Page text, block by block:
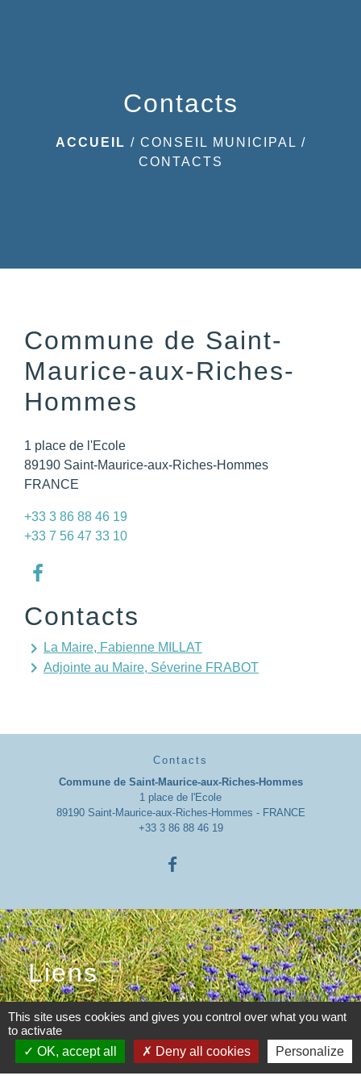
Contacts
ACCUEIL / CONSEIL MUNICIPAL /
CONTACTS
Commune de Saint-
Maurice-aux-Riches-
Hommes
1 place de l'Ecole
89190 Saint-Maurice-aux-Riches-Hommes
FRANCE
+33 3 86 88 46 19
+33 7 56 47 33 10
Contacts
keyboard_arrow_right La Maire, Fabienne MILLAT
keyboard_arrow_right Adjointe au Maire, Séverine FRABOT
Contacts
Commune de Saint-Maurice-aux-Riches-Hommes
1 place de l'Ecole
89190 Saint-Maurice-aux-Riches-Hommes - FRANCE
+33 3 86 88 46 19
Liens
INTRAMUROS
Mentions légales - Politique de confidentialité -
Accessibilité - Plan du site - Gestion des cookies
This site uses cookies and gives you control over what you want
to activate
OK, accept all
Deny all cookies Personalize